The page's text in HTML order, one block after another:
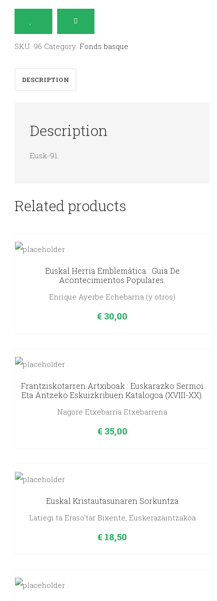
Misional
(1919-
SKU: 96 Category: Fonds basque
DESCRIPTION
Description
Eusk-91.
Related products
Euskal Herria Emblemática : Guía De
Acontecimientos Populares.
Enrique Ayerbe Echebarria (y otros)
€ 30,00
Frantziskotarren Artxiboak : Euskarazko Sermoi
Eta Antzeko Eskuizkribuen Katalogoa (XVIII-XX).
Nagore Etxebarría Etxebarrena
€35,00
Euskal Kristautasunaren Sorkuntza
Latiegi ta Eraso'tar Bixente, Euskerazaintzakoa
€ 18,50